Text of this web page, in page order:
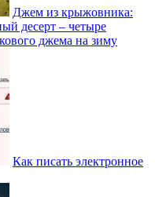
Джем из крыжовника:
десерт – четыре
джема на зиму
Как писать электронное